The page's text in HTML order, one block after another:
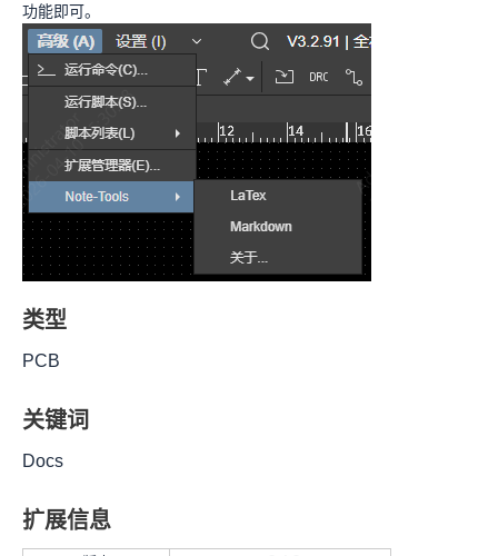
功能即可。
类型
PCB
关键词
Docs
扩展信息